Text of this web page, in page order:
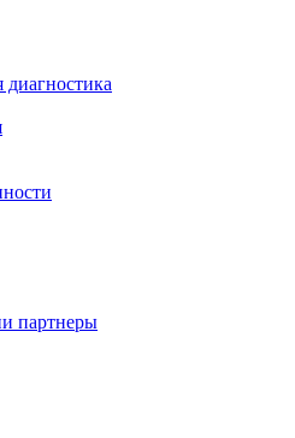
партнеры